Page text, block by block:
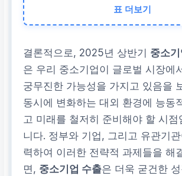
신흥 시장 개
디지털 전환
온라인 플랫
상담, 디지
공급망 안정
표 더보기
결론적으로, 2025년 상반기 중소
은 우리 중소기업이 글로벌 시장에
궁무진한 가능성을 가지고 있음을
동시에 변화하는 대외 환경에 능동
고 미래를 철저히 준비해야 할 시점
니다. 정부와 기업, 그리고 유관기
력하여 이러한 전략적 과제들을 해
면, 중소기업 수출은 더욱 굳건한